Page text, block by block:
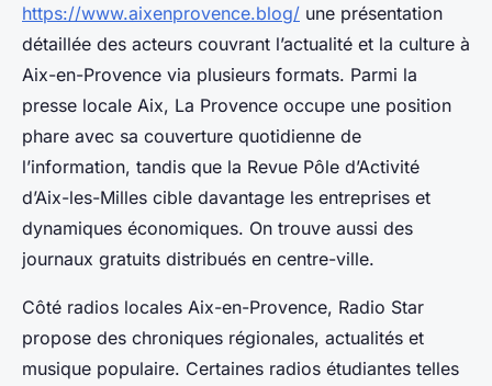
https://www.aixenprovence.blog/ une présentation
détaillée des acteurs couvrant l’actualité et la culture à
Aix-en-Provence via plusieurs formats. Parmi la
presse locale Aix, La Provence occupe une position
phare avec sa couverture quotidienne de
l’information, tandis que la Revue Pôle d’Activité
d’Aix-les-Milles cible davantage les entreprises et
dynamiques économiques. On trouve aussi des
journaux gratuits distribués en centre-ville.
Côté radios locales Aix-en-Provence, Radio Star
propose des chroniques régionales, actualités et
musique populaire. Certaines radios étudiantes telles